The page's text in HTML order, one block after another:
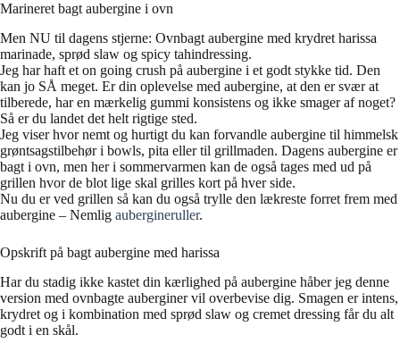
Marineret bagt aubergine i ovn
Men NU til dagens stjerne: Ovnbagt aubergine med krydret harissa
marinade, sprød slaw og spicy tahindressing.
Jeg har haft et on going crush på aubergine i et godt stykke tid. Den
kan jo SÅ meget. Er din oplevelse med aubergine, at den er svær at
tilberede, har en mærkelig gummi konsistens og ikke smager af noget?
Så er du landet det helt rigtige sted.
Jeg viser hvor nemt og hurtigt du kan forvandle aubergine til himmelsk
grøntsagstilbehør i bowls, pita eller til grillmaden. Dagens aubergine er
bagt i ovn, men her i sommervarmen kan de også tages med ud på
grillen hvor de blot lige skal grilles kort på hver side.
Nu du er ved grillen så kan du også trylle den lækreste forret frem med
aubergine – Nemlig aubergineruller.
Opskrift på bagt aubergine med harissa
Har du stadig ikke kastet din kærlighed på aubergine håber jeg denne
version med ovnbagte auberginer vil overbevise dig. Smagen er intens,
krydret og i kombination med sprød slaw og cremet dressing får du alt
godt i en skål.